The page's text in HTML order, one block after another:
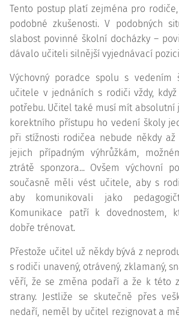
Tento postup platí zejména pro
podobné zkušenosti. V podobných
slabost povinné školní docházky –
dávalo učiteli silnější vyjednávací
Výchovný poradce spolu s vedením
učitele v jednáních s rodiči vždy,
potřebu. Učitel také musí mít absolutní
korektního přístupu ho vedení školy
při stížnosti rodičea nebude někdy
jejich případným výhrůžkám,
ztrátě sponzora... Ovšem výchovní
současně měli vést učitele, aby s
aby komunikovali jako
Komunikace patří k dovednostem,
dobře trénovat.
Přestože učitel už někdy bývá z
s rodiči unavený, otrávený, zklamaný,
věří, že se změna podaří a že k této
strany. Jestliže se skutečně přes
nedaří, neměl by učitel rezignovat a